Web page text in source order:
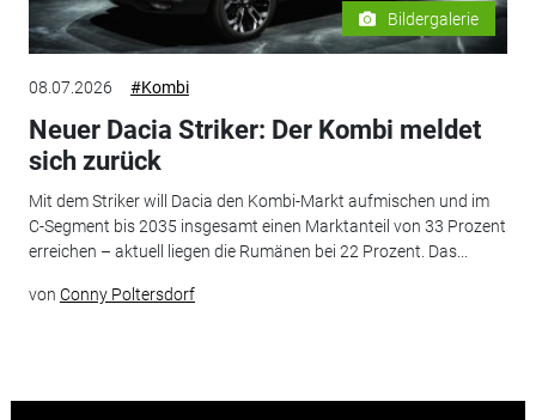
Bildergalerie
08.07.2026 #Kombi
Neuer Dacia Striker: Der Kombi meldet
sich zurück
Mit dem Striker will Dacia den Kombi-Markt aufmischen und im
C-Segment bis 2035 insgesamt einen Marktanteil von 33 Prozent
erreichen – aktuell liegen die Rumänen bei 22 Prozent. Das...
von Conny Poltersdorf